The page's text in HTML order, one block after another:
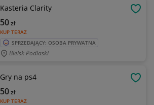
Kasteria Clarity
KUP TERAZ
50zł
SPRZEDAJĄCY: OSOBA PRYWATNA
Bielsk Podlaski
Gry na ps4
KUP TERAZ
50zł